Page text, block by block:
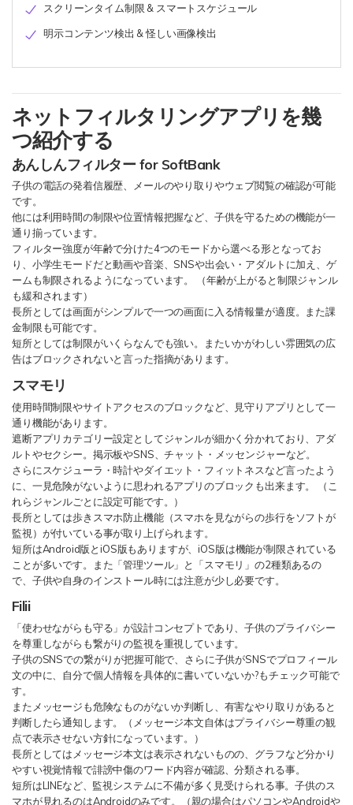
スクリーンタイム制限 & スマートスケジュール
明示コンテンツ検出 & 怪しい画像検出
ネットフィルタリングアプリを幾
つ紹介する
あんしんフィルター for SoftBank
子供の電話の発着信履歴、メールのやり取りやウェブ閲覧の確認が可能
です。
他には利用時間の制限や位置情報把握など、子供を守るための機能が一
通り揃っています。
フィルター強度が年齢で分けた4つのモードから選べる形となってお
り、小学生モードだと動画や音楽、SNSや出会い・アダルトに加え、ゲ
ームも制限されるようになっています。 （年齢が上がると制限ジャンル
も緩和されます）
長所としては画面がシンプルで一つの画面に入る情報量が適度。また課
金制限も可能です。
短所としては制限がいくらなんでも強い。またいかがわしい雰囲気の広
告はブロックされないと言った指摘があります。
スマモリ
使用時間制限やサイトアクセスのブロックなど、見守りアプリとして一
通り機能があります。
遮断アプリカテゴリー設定としてジャンルが細かく分かれており、アダ
ルトやセクシー。掲示板やSNS、チャット・メッセンジャーなど。
さらにスケジューラ・時計やダイエット・フィットネスなど言ったよう
に、一見危険がないように思われるアプリのブロックも出来ます。 （こ
れらジャンルごとに設定可能です。）
長所としては歩きスマホ防止機能（スマホを見ながらの歩行をソフトが
監視）が付いている事が取り上げられます。
短所はAndroid版とiOS版もありますが、iOS版は機能が制限されている
ことが多いです。また「管理ツール」と「スマモリ」の2種類あるの
で、子供や自身のインストール時には注意が少し必要です。
Filii
「使わせながらも守る」が設計コンセプトであり、子供のプライバシー
を尊重しながらも繋がりの監視を重視しています。
子供のSNSでの繋がりが把握可能で、さらに子供がSNSでプロフィール
文の中に、自分で個人情報を具体的に書いていないか?もチェック可能で
す。
またメッセージも危険なものがないか判断し、有害なやり取りがあると
判断したら通知します。（メッセージ本文自体はプライバシー尊重の観
点で表示させない方針になっています。）
長所としてはメッセージ本文は表示されないものの、グラフなど分かり
やすい視覚情報で誹謗中傷のワード内容が確認、分類される事。
短所はLINEなど、監視システムに不備が多く見受けられる事。子供のス
マホが見れるのはAndroidのみです。（親の場合はパソコンやAndroidや